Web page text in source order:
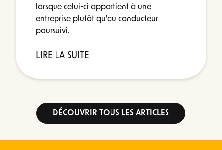
lorsque celui-ci appartient à une
entreprise plutôt qu'au conducteur
poursuivi.
LIRE LA SUITE
DÉCOUVRIR TOUS LES ARTICLES